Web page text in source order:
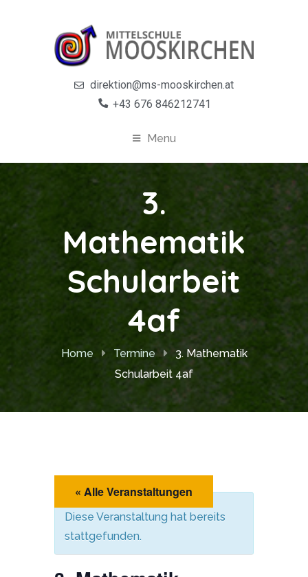
direktion@ms-mooskirchen.at
+43 676 846212741
Menu
3.
Mathematik
Schularbeit
4af
Home Termine
3. Mathematik
Schularbeit 4af
« Alle Veranstaltungen
Diese Veranstaltung hat bereits
stattgefunden.